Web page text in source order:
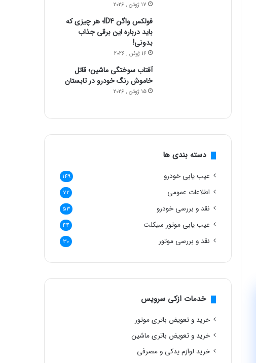
17 ژوئن , 2026
فولکس واگن ID4؛ هر چیزی که
باید درباره این برقی جذاب
بدونی!
16 ژوئن , 2026
آفتاب سوختگی ماشین؛ قاتل
خاموش رنگ خودرو در تابستان
15 ژوئن , 2026
دسته بندی ها
عیب یابی خودرو 149
اطلاعات عمومی 72
نقد و بررسی خودرو 53
عیب یابی موتور سیکلت 44
نقد و بررسی موتور 30
خدمات ازکی سرویس
خرید و تعویض باتری موتور
خرید و تعویض باتری ماشین
خرید لوازم یدکی و مصرفی